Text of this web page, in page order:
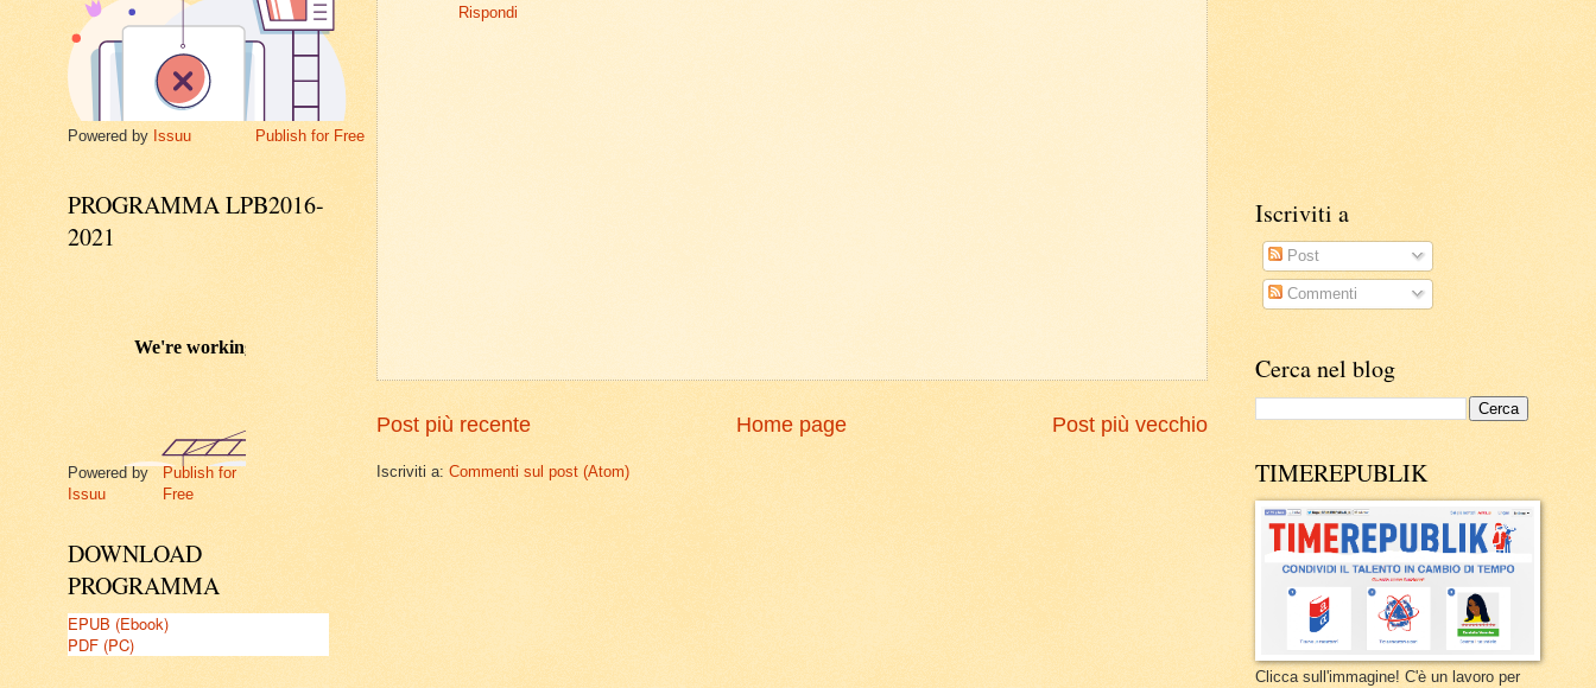
Rispondi
Post più recente Post più vecchio
Home page
Iscriviti a: Commenti sul post (Atom)
Powered by Issuu Publish for Free
PROGRAMMA LPB2016-
2021
Powered by
Issuu
Publish for
Free
DOWNLOAD
PROGRAMMA
EPUB (Ebook)
PDF (PC)
Iscriviti a
Post
Commenti
Cerca nel blog
TIMEREPUBLIK
Clicca sull'immagine! C'è un lavoro per